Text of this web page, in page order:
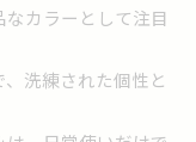
カラーとして注目
洗練された個性と